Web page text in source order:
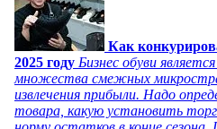
Как
2025 году Бизнес обуви
множества смежных
извлечения прибыли. Надо
товара, какую установить